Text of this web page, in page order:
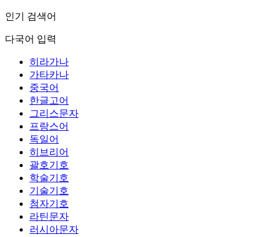
인기 검색어
다국어 입력
히라가나
가타카나
중국어
한글고어
그리스문자
프랑스어
독일어
히브리어
괄호기호
학술기호
기술기호
첨자기호
라틴문자
러시아문자